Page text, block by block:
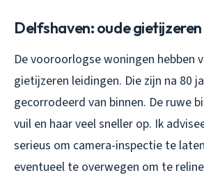
Delfshaven: oude
De vooroorlogse woningen hebben
gietijzeren leidingen. Die zijn na 80
gecorrodeerd van binnen. De ruwe
vuil en haar veel sneller op. Ik
serieus om camera-inspectie te
eventueel te overwegen om te